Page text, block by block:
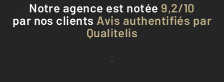
Notre agence est notée 9,2/10
par nos clients Avis authentifiés par
Qualitelis
Voir tous les avis clients